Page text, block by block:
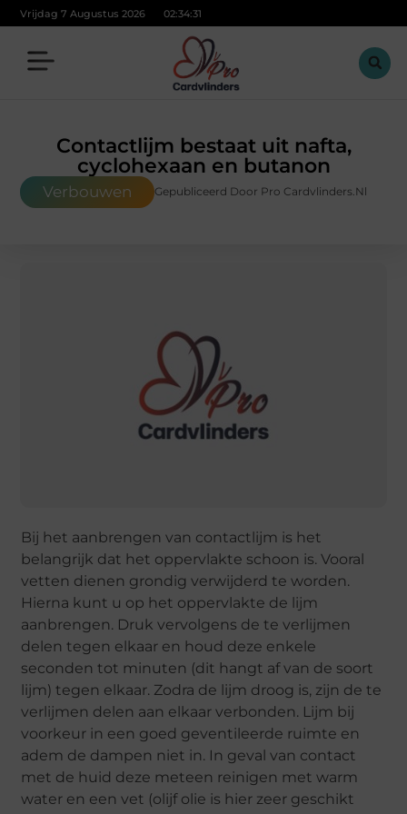
Vrijdag 7 Augustus 2026 02:34:32
Contactlijm bestaat uit nafta,
cyclohexaan en butanon
Verbouwen Gepubliceerd Door Pro Cardvlinders.nl
Bij het aanbrengen van contactlijm is het
belangrijk dat het oppervlakte schoon is. Vooral
vetten dienen grondig verwijderd te worden.
Hierna kunt u op het oppervlakte de lijm
aanbrengen. Druk vervolgens de te verlijmen
delen tegen elkaar en houd deze enkele
seconden tot minuten (dit hangt af van de soort
lijm) tegen elkaar. Zodra de lijm droog is, zijn de te
verlijmen delen aan elkaar verbonden. Lijm bij
voorkeur in een goed geventileerde ruimte en
adem de dampen niet in. In geval van contact
met de huid deze meteen reinigen met warm
water en een vet (olijf olie is hier zeer geschikt